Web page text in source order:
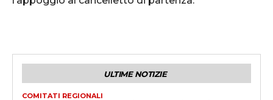
ULTIME NOTIZIE
COMITATI REGIONALI